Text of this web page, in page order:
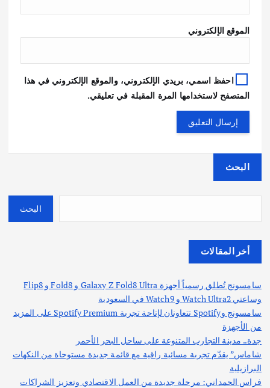
الموقع الإلكتروني
احفظ اسمي، بريدي الإلكتروني، والموقع الإلكتروني في هذا
المتصفح لاستخدامها المرة المقبلة في تعليقي.
البحث
البحث
أخر المقالات
سامسونج تُطلق رسمياً أجهزة Galaxy Z Fold8 Ultra و Fold8 و Flip8
وساعتي Watch Ultra2 و Watch9 في السعودية
سامسونج وSpotify تتعاونان لإتاحة تجربة Spotify Premium على المزيد
من الأجهزة
جدة.. مدينة التجارب المتنوعة على ساحل البحر الأحمر
شاماس” يقدّم تجربة مسائية راقية مع قائمة جديدة مستوحاة من النكهات
البرازيلية
فراس الحمداني: مرحلة جديدة من العمل الاقتصادي وتعزيز الشراكات